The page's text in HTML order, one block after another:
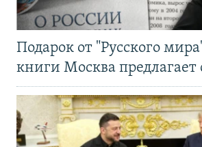
Подарок от "Русского
книги Москва предлагает